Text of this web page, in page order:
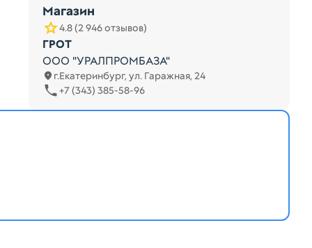
Магазин
4.8 (2 946 отзывов)
ГРОТ
ООО "УРАЛПРОМБАЗА"
г.Екатеринбург, ул. Гаражная, 24
+7 (343) 385-58-96